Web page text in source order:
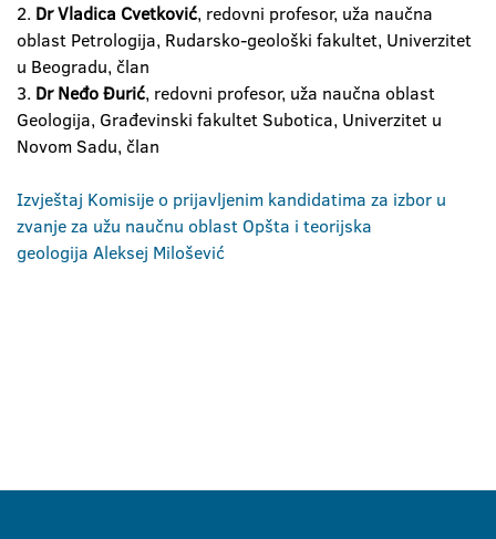
2. Dr Vladica Cvetković, redovni profesor, uža naučna
oblast Petrologija, Rudarsko-geološki fakultet, Univerzitet
u Beogradu, član
3. Dr Neđo Đurić, redovni profesor, uža naučna oblast
Geologija, Građevinski fakultet Subotica, Univerzitet u
Novom Sadu, član
Izvještaj Komisije o prijavljenim kandidatima za izbor u
zvanje za užu naučnu oblast Opšta i teorijska
geologija Aleksej Milošević